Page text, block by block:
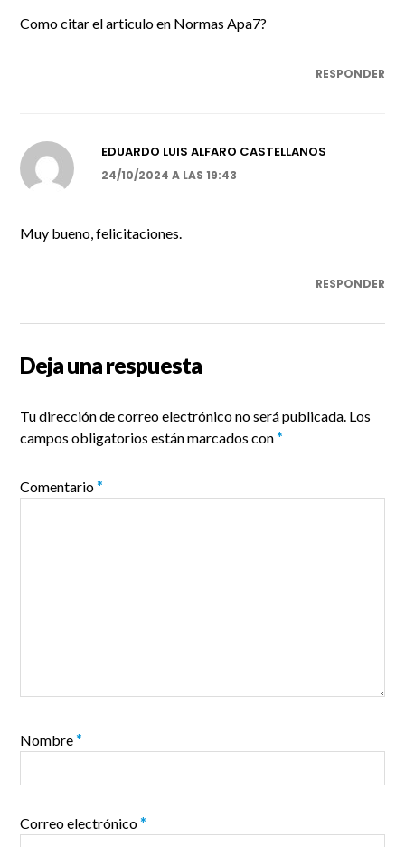
Como citar el articulo en Normas Apa7?
RESPONDER
EDUARDO LUIS ALFARO CASTELLANOS
24/10/2024 A LAS 19:43
Muy bueno, felicitaciones.
RESPONDER
Deja una respuesta
Tu dirección de correo electrónico no será publicada. Los
campos obligatorios están marcados con*
Comentario*
Nombre*
Correo electrónico*